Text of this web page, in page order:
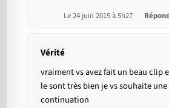
Le 24 juin 2015 à 5h27
Vérité
vraiment vs avez fait un beau clip
le sont très bien je vs souhaite
continuation